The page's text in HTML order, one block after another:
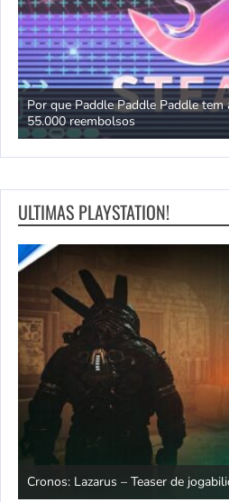
Por que Paddle Paddle Paddle tem
55.000 reembolsos
ULTIMAS PLAYSTATION!
Cronos: Lazarus – Teaser de